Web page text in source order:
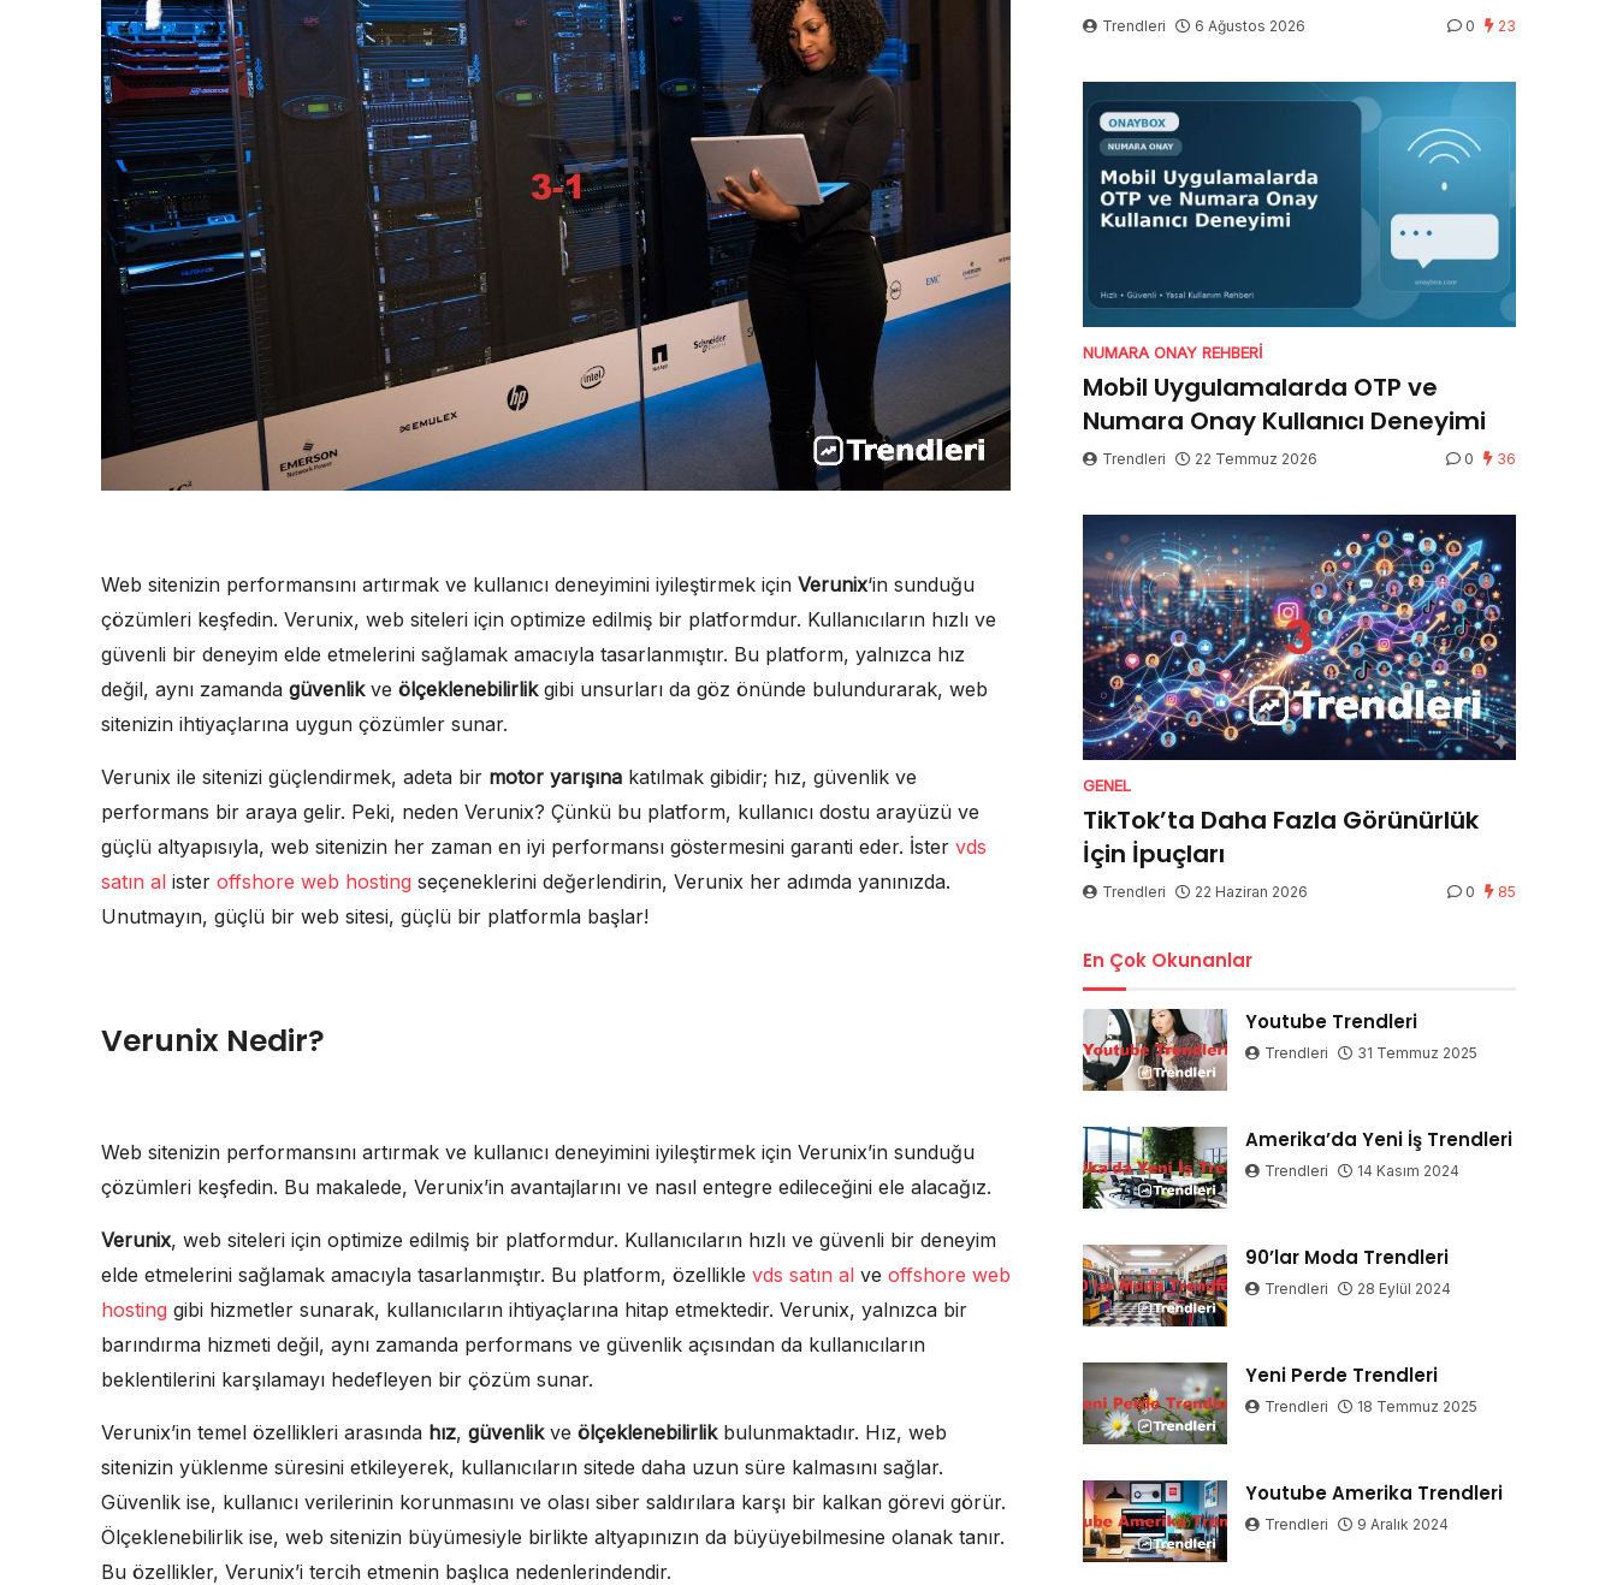
Web sitenizin performansını artırmak ve kullanıcı deneyimini iyileştirmek için Verunix‘in sunduğu
çözümleri keşfedin. Verunix, web siteleri için optimize edilmiş bir platformdur. Kullanıcıların hızlı ve
güvenli bir deneyim elde etmelerini sağlamak amacıyla tasarlanmıştır. Bu platform, yalnızca hız
değil, aynı zamanda güvenlikve ölçeklenebilirlikgibi unsurları da göz önünde bulundurarak, web
sitenizin ihtiyaçlarına uygun çözümler sunar.
Verunix ile sitenizi güçlendirmek, adeta bir motor yarışına katılmak gibidir; hız, güvenlik ve
performans bir araya gelir. Peki, neden Verunix? Çünkü bu platform, kullanıcı dostu arayüzü ve
güçlü altyapısıyla, web sitenizin her zaman en iyi performansı göstermesini garanti eder. İster vds
satın al ister offshore web hosting seçeneklerini değerlendirin, Verunix her adımda yanınızda.
Unutmayın, güçlü bir web sitesi, güçlü bir platformla başlar!
Verunix Nedir?
Web sitenizin performansını artırmak ve kullanıcı deneyimini iyileştirmek için Verunix’in sunduğu
çözümleri keşfedin. Bu makalede, Verunix’in avantajlarını ve nasıl entegre edileceğini ele alacağız.
Verunix, web siteleri için optimize edilmiş bir platformdur. Kullanıcıların hızlı ve güvenli bir deneyim
elde etmelerini sağlamak amacıyla tasarlanmıştır. Bu platform, özellikle vds satın al ve offshore web
hosting gibi hizmetler sunarak, kullanıcıların ihtiyaçlarına hitap etmektedir. Verunix, yalnızca bir
barındırma hizmeti değil, aynı zamanda performans ve güvenlik açısından da kullanıcıların
beklentilerini karşılamayı hedefleyen bir çözüm sunar.
Verunix’in temel özellikleri arasında hız, güvenlikve ölçeklenebilirlikbulunmaktadır. Hız, web
sitenizin yüklenme süresini etkileyerek, kullanıcıların sitede daha uzun süre kalmasını sağlar.
Güvenlik ise, kullanıcı verilerinin korunmasını ve olası siber saldırılara karşı bir kalkan görevi görür.
Ölçeklenebilirlik ise, web sitenizin büyümesiyle birlikte altyapınızın da büyüyebilmesine olanak tanır.
Bu özellikler, Verunix’i tercih etmenin başlıca nedenlerindendir.
Trendleri 6 Ağustos 2026 0 23
NUMARA ONAY REHBERI
Mobil Uygulamalarda OTP ve
Numara Onay Kullanıcı Deneyimi
Trendleri 22 Temmuz 2026 0 36
GENEL
TikTok’ta Daha Fazla Görünürlük
İçin İpuçları
Trendleri 22 Haziran 2026 0 85
En Çok Okunanlar
Youtube Trendleri
Trendleri 31 Temmuz 2025
Amerika’da Yeni İş Trendleri
Trendleri 14 Kasım 2024
90’lar Moda Trendleri
Trendleri 28 Eylül 2024
Yeni Perde Trendleri
Trendleri 18 Temmuz 2025
Youtube Amerika Trendleri
Trendleri 9 Aralık 2024